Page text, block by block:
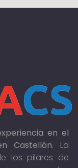
en el
Castellón. La
los pilares de